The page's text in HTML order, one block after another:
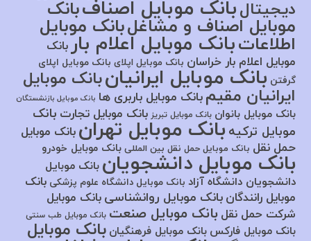
دیجیتالبانک موبایل اصنافبانک
موبایل اصناف و مشاغلبانک موبایل
اطلاعاتبانک موبایل اعلام باربانک
موبایل اعلام بار خراسان بانک موبایل اپلای بانک موبایل اپلای
گرفتن بانک موبایل ایرانیانبانک موبایل
ایرانیان مقیم بانک موبایل باربری ها بانک موبایل بازنشستگان
بانک موبایل بانوان بانک موبایل تبریز بانک موبایل تجارت بانک
موبایل ترکیه بانک موبایل تهران بانک موبایل
حمل نقل بانک موبایل حمل نقل بین المللی بانک موبایل خودرو
بانک موبایل دانشجویان بانک موبایل
دانشجویان دانشگاه آزاد بانک موبایل دانشگاه علوم پزشکی بانک
موبایل رانندگان بانک موبایل روانشناسی بانک موبایل
شرکت حمل نقل بانک موبایل صنعت بانک موبایل طب سنتی
بانک موبایل فارکس بانک موبایل فرهنگیان بانک موبایل